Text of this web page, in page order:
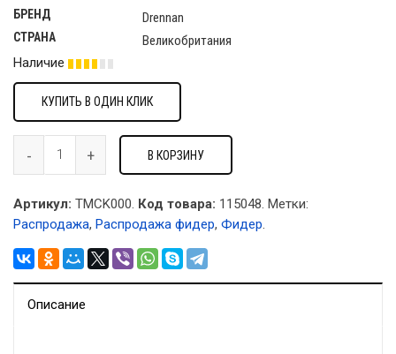
БРЕНД Drennan
СТРАНА
Великобритания
Наличие
КУПИТЬ В ОДИН КЛИК
В КОРЗИНУ
Артикул: TMCK000. Код товара: 115048. Метки:
Распродажа, Распродажа фидер, Фидер.
Описание